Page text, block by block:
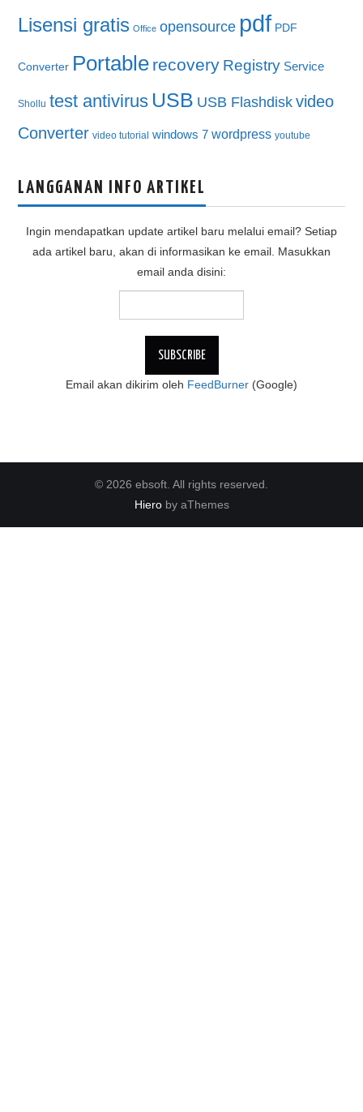
Lisensi gratis Office opensource pdf PDF
Converter Portable recovery Registry Service
Shollu test antivirus USB USB Flashdisk video
Converter video tutorial windows 7 wordpress youtube
LANGGANAN INFO ARTIKEL
Ingin mendapatkan update artikel baru melalui email? Setiap
ada artikel baru, akan di informasikan ke email. Masukkan
email anda disini:
Email akan dikirim oleh FeedBurner (Google)
© 2026 ebsoft. All rights reserved.
Hieroby aThemes